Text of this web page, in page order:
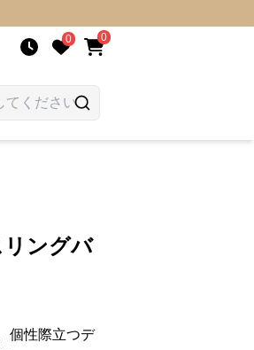
0 0
ングバ
個性際立つデ